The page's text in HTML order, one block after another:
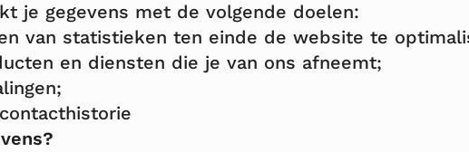
je gegevens met de volgende doelen:
van statistieken ten einde de website te
en diensten die je van ons afneemt;